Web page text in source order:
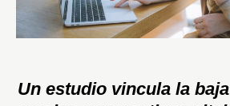
Un estudio vincula la